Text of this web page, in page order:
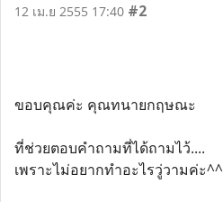
12 เม.ย 2555 17:40 #2
ขอบคุณค่ะ คุณทนายกฤษณะ
ที่ช่วยตอบคำถามที่ได้ถามไว้....
เพราะไม่อยากทำอะไรวู่วามค่ะ^^